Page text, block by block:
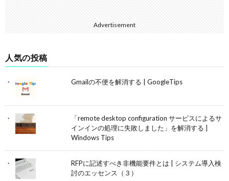
Advertisement
人気の投稿
Gmailの不便を解消する | GoogleTips
「remote desktop configuration サービスによるサ
インインの処理に失敗しました」を解消する |
Windows Tips
RFPに記述すべき非機能要件とは | システム導入検
討のエッセンス（３）